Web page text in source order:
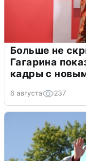
Больше не
Гагарина
кадры с
6 августа 237